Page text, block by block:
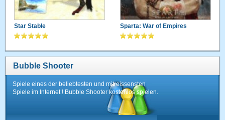
Star Stable Sparta: War of Empires
Bubble Shooter
Spiele eines der beliebtesten und mitreissensten
Spiele im Internet ! Bubble Shooter kostenlos spielen.